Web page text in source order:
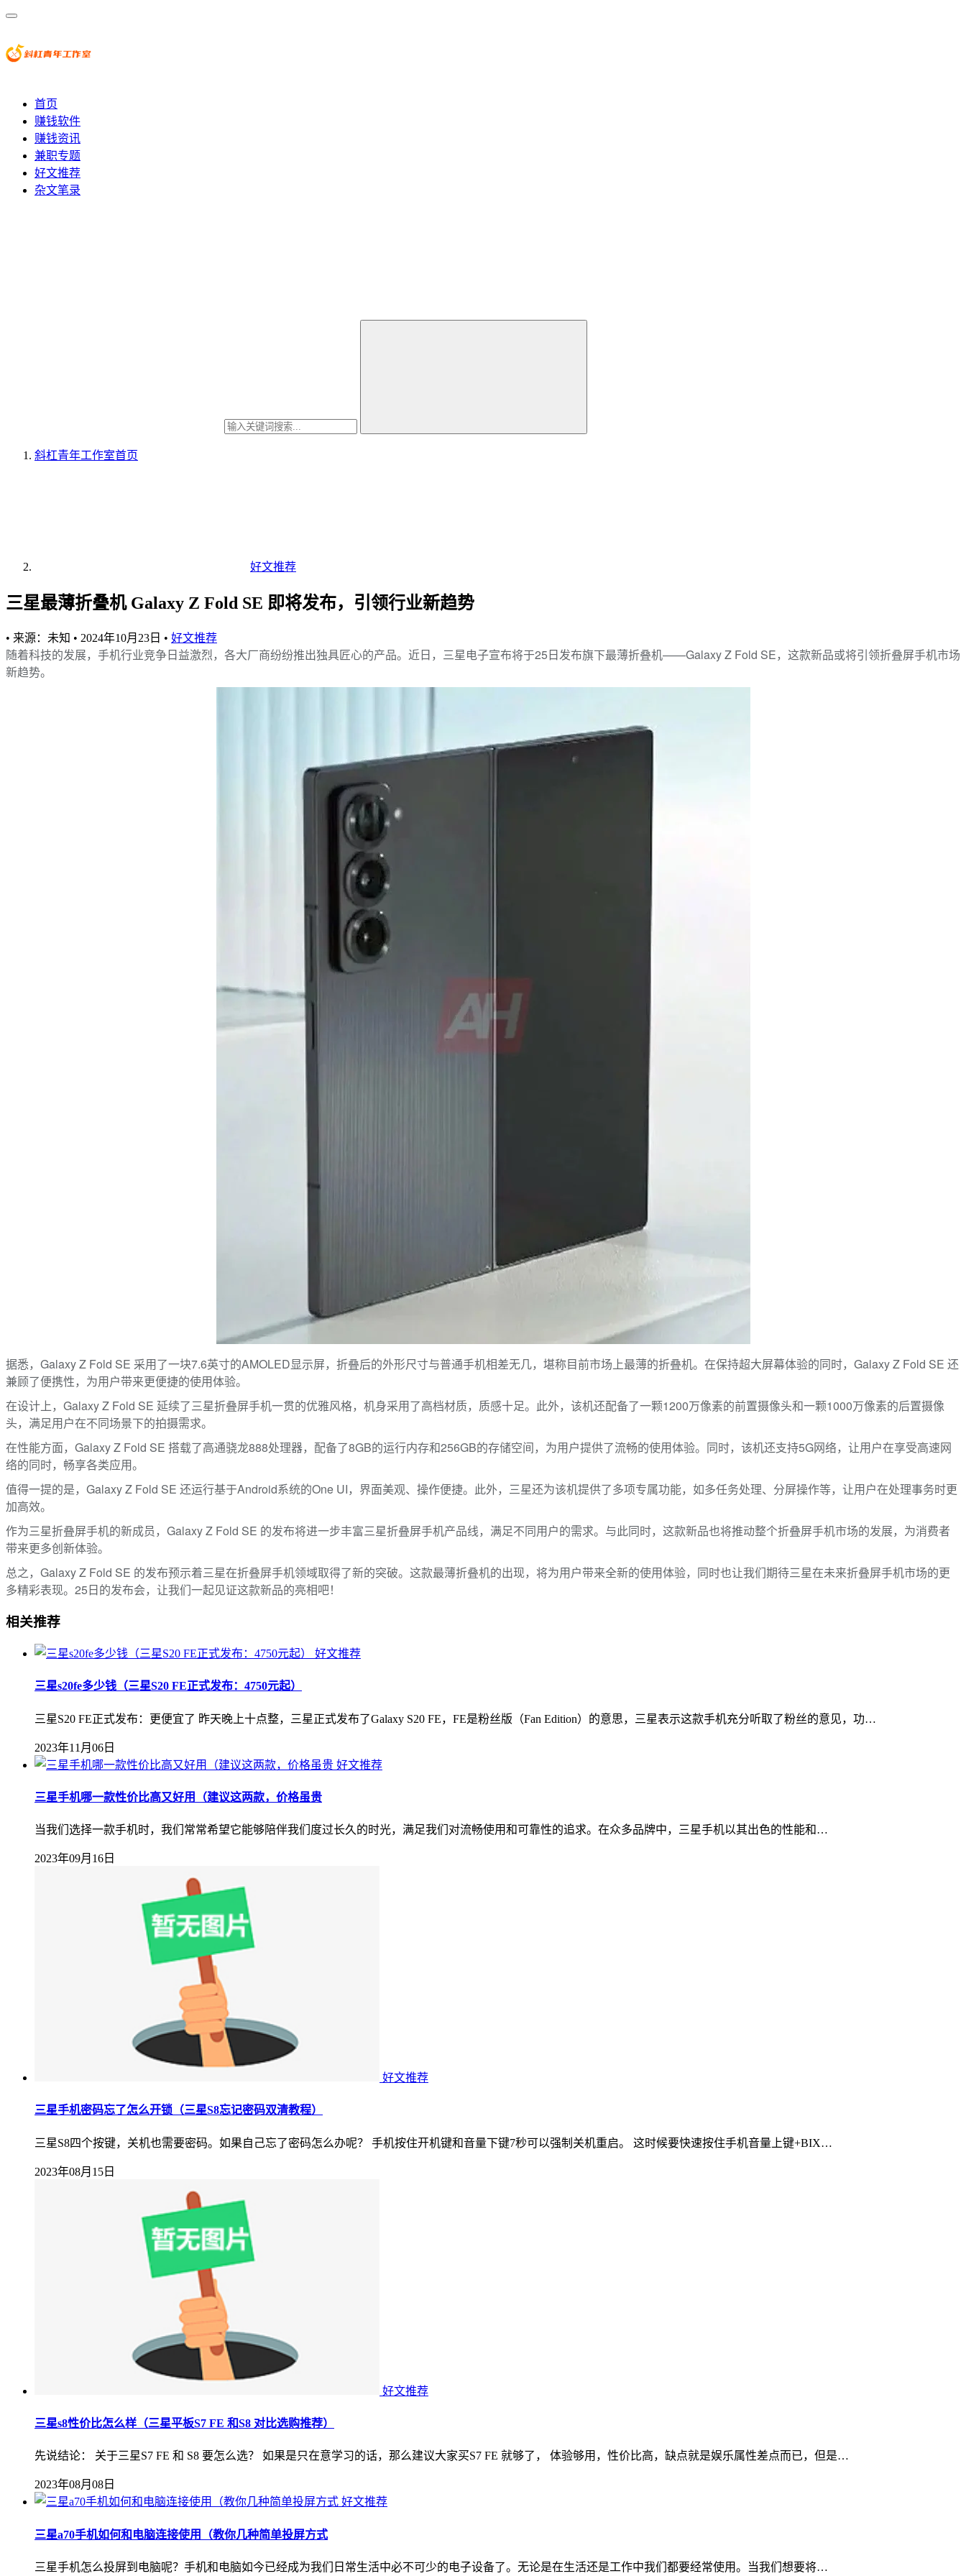
首页
赚钱软件
赚钱资讯
兼职专题
好文推荐
杂文笔录
斜杠青年工作室首页
好文推荐
三星最薄折叠机 Galaxy Z Fold SE 即将发布，引领行业新趋势
• 来源：未知 • 2024年10月23日 • 好文推荐
随着科技的发展，手机行业竞争日益激烈，各大厂商纷纷推出独具匠心的产品。近日，三星电子宣布将于25日发布旗下最薄折叠机——Galaxy Z Fold SE，这款新品或将引领折叠屏手机市场
新趋势。
据悉，Galaxy Z Fold SE 采用了一块7.6英寸的AMOLED显示屏，折叠后的外形尺寸与普通手机相差无几，堪称目前市场上最薄的折叠机。在保持超大屏幕体验的同时，Galaxy Z Fold SE 还
兼顾了便携性，为用户带来更便捷的使用体验。
在设计上，Galaxy Z Fold SE 延续了三星折叠屏手机一贯的优雅风格，机身采用了高档材质，质感十足。此外，该机还配备了一颗1200万像素的前置摄像头和一颗1000万像素的后置摄像
头，满足用户在不同场景下的拍摄需求。
在性能方面，Galaxy Z Fold SE 搭载了高通骁龙888处理器，配备了8GB的运行内存和256GB的存储空间，为用户提供了流畅的使用体验。同时，该机还支持5G网络，让用户在享受高速网
络的同时，畅享各类应用。
值得一提的是，Galaxy Z Fold SE 还运行基于Android系统的One UI，界面美观、操作便捷。此外，三星还为该机提供了多项专属功能，如多任务处理、分屏操作等，让用户在处理事务时更
加高效。
作为三星折叠屏手机的新成员，Galaxy Z Fold SE 的发布将进一步丰富三星折叠屏手机产品线，满足不同用户的需求。与此同时，这款新品也将推动整个折叠屏手机市场的发展，为消费者
带来更多创新体验。
总之，Galaxy Z Fold SE 的发布预示着三星在折叠屏手机领域取得了新的突破。这款最薄折叠机的出现，将为用户带来全新的使用体验，同时也让我们期待三星在未来折叠屏手机市场的更
多精彩表现。25日的发布会，让我们一起见证这款新品的亮相吧！
相关推荐
好文推荐
三星s20fe多少钱（三星S20 FE正式发布：4750元起）
三星S20 FE正式发布：更便宜了 昨天晚上十点整，三星正式发布了Galaxy S20 FE，FE是粉丝版（Fan Edition）的意思，三星表示这款手机充分听取了粉丝的意见，功…
2023年11月06日
好文推荐
三星手机哪一款性价比高又好用（建议这两款，价格虽贵
当我们选择一款手机时，我们常常希望它能够陪伴我们度过长久的时光，满足我们对流畅使用和可靠性的追求。在众多品牌中，三星手机以其出色的性能和…
2023年09月16日
好文推荐
三星手机密码忘了怎么开锁（三星S8忘记密码双清教程）
三星S8四个按键，关机也需要密码。如果自己忘了密码怎么办呢？ 手机按住开机键和音量下键7秒可以强制关机重启。 这时候要快速按住手机音量上键+BIX…
2023年08月15日
好文推荐
三星s8性价比怎么样（三星平板S7 FE 和S8 对比选购推荐）
先说结论： 关于三星S7 FE 和 S8 要怎么选？ 如果是只在意学习的话，那么建议大家买S7 FE 就够了， 体验够用，性价比高，缺点就是娱乐属性差点而已，但是…
2023年08月08日
好文推荐
三星a70手机如何和电脑连接使用（教你几种简单投屏方式
三星手机怎么投屏到电脑呢？手机和电脑如今已经成为我们日常生活中必不可少的电子设备了。无论是在生活还是工作中我们都要经常使用。当我们想要将…